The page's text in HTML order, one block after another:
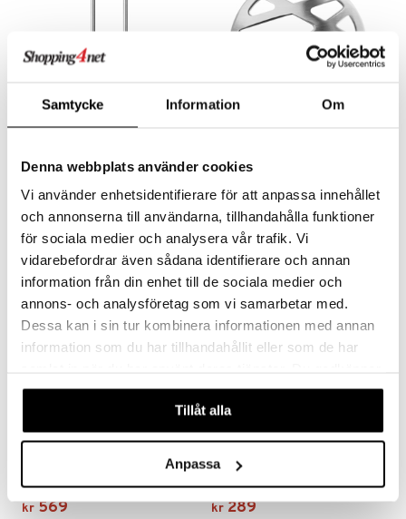
Samtycke Information Om
Denna webbplats använder cookies
Vi använder enhetsidentifierare för att anpassa innehållet
och annonserna till användarna, tillhandahålla funktioner
för sociala medier och analysera vår trafik. Vi
vidarebefordrar även sådana identifierare och annan
information från din enhet till de sociala medier och
annons- och analysföretag som vi samarbetar med.
Dessa kan i sin tur kombinera informationen med annan
information som du har tillhandahållit eller som de har
våra cookies vid fortsatt användande av vår webbplats.
Tillåt alla
Anpassa
ORREFORS
kr 199
ORREFORS
kr 399
kr 569
City Isbiter 4-pack
ORREFORS
kr 289